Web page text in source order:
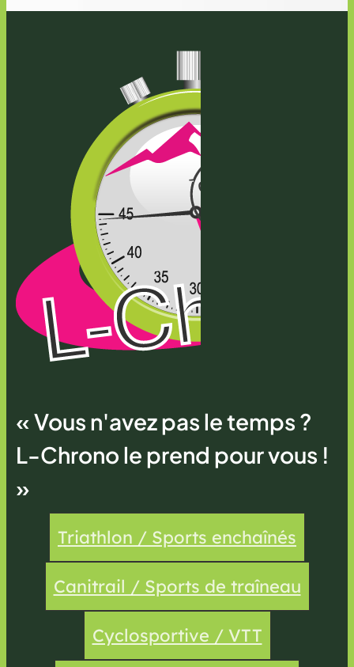
« Vous n'avez pas le temps ?
L-Chrono le prend pour vous !
»
Triathlon / Sports enchaînés
Canitrail / Sports de traîneau
Cyclosportive / VTT